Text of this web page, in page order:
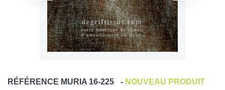
RÉFÉRENCE MURIA 16-225 - NOUVEAU PRODUIT